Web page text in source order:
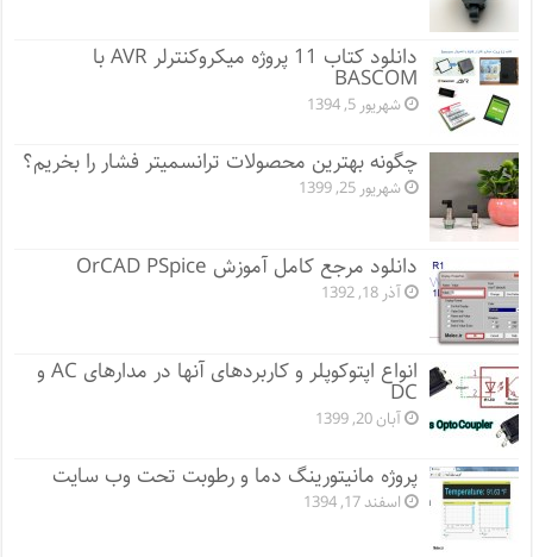
دانلود کتاب 11 پروژه میکروکنترلر AVR با
BASCOM
شهریور 5, 1394
چگونه بهترین محصولات ترانسمیتر فشار را بخریم؟
شهریور 25, 1399
دانلود مرجع کامل آموزش OrCAD PSpice
آذر 18, 1392
انواع اپتوکوپلر و کاربردهای آنها در مدارهای AC و
DC
آبان 20, 1399
پروژه مانيتورينگ دما و رطوبت تحت وب سایت
اسفند 17, 1394